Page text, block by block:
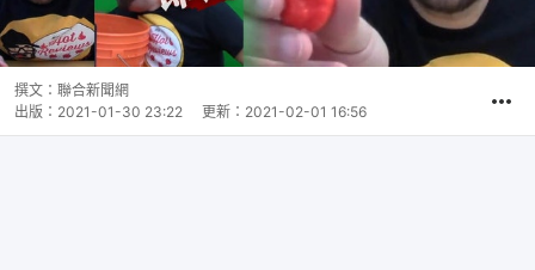
撰文： 聯合新聞網
出版： 2021-01-30 23:22 更新： 2021-02-01 16:56